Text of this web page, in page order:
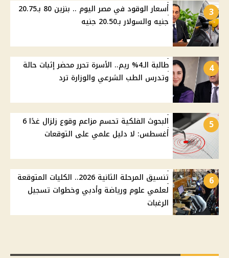
3
أسعار الوقود في مصر اليوم .. بنزين 80 بـ20.75
جنيه والسولار بـ20.50 جنيه
4
طالبة الـ4% ريم.. الأسرة تحرر محضر إثبات حالة
وتدرس الطب الشرعي والوزارة ترد
5
البحوث الفلكية تحسم مزاعم وقوع زلزال غدًا 6
أغسطس: لا دليل علمي على التوقعات
6
تنسيق المرحلة الثانية 2026.. الكليات المتوقعة
لعلمي علوم ورياضة وأدبي وخطوات تسجيل
الرغبات